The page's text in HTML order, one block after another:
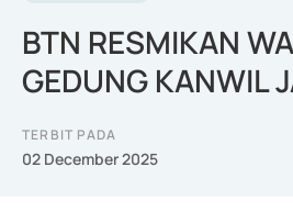
BTN RESMIKAN
GEDUNG KANWIL
TERBIT PADA
02 December 2025